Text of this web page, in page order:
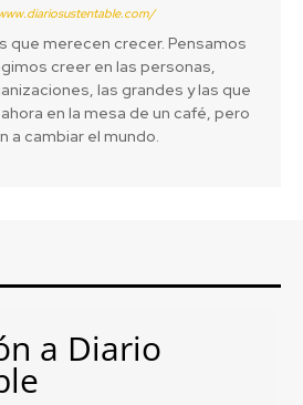
que merecen crecer. Pensamos
creer en las personas,
las grandes y las que
en la mesa de un café, pero
a cambiar el mundo.
a Diario